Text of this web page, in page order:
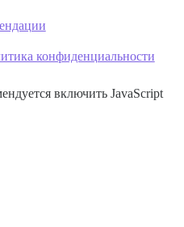
конфиденциальности
включить JavaScript